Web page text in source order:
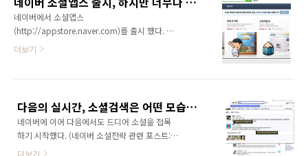
진, 1조 ..
도 시맨틱 웹과 시맨틱 검색에 대해 비중있게 소
개했었다. 이 시기에 발빠르게 시맨틱 검색을 도
입한 포탈이 있었으니 바로 네이트다. 2009년 9
월, 네이트는 시맨틱 검색을 도입했다. 시맨틱 검
필요도 없다. 시맨틱 검색은 사용자의 검색 의도
카테고리화 된 정보를 제공해 주는 검색 서비스
다. 물..
네이버에서 소셜앱스
(http://appstore.naver.com)를 출시 했다. 앱
스토어라 보면 되고 블로그, 카페, 미투데이 등에
을 통칭하는 개념이다. 이번에 오픈한 소셜앱에
는 게임, 커뮤니케이션, 라이프 등 4개 색션에
47개의 앱이 들어있다. 이 중에는 중독성 있는
플래시 게임은 물론 트위터 등 타 SNS와의 연동
더보기
다음의 실시간, 소셜검색은 어떤 모습일까?
네이버에 이어 다음에서도 드디어 소셜을 접목
하기 시작했다. (네이버 소셜전략 관련 포스트:
http://ggamnyang.com/854) 카페, 블로그
더보기